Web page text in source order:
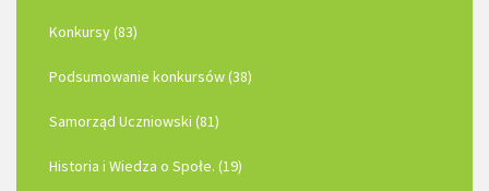
Konkursy (83)
Podsumowanie konkursów (38)
Samorząd Uczniowski (81)
Historia i Wiedza o Społe. (19)